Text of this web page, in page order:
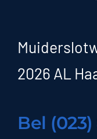
2026 AL
Bel